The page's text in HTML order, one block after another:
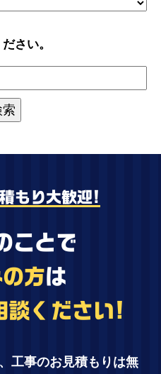
さい。
もり大歓迎!
ことで
方は
談ください!
工事のお見積もりは無